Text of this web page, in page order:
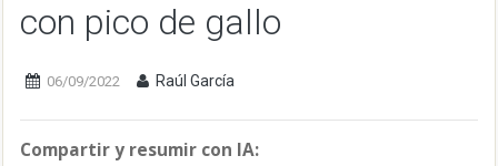
con pico de gallo
06/09/2022 Raúl García
Compartir y resumir con IA: